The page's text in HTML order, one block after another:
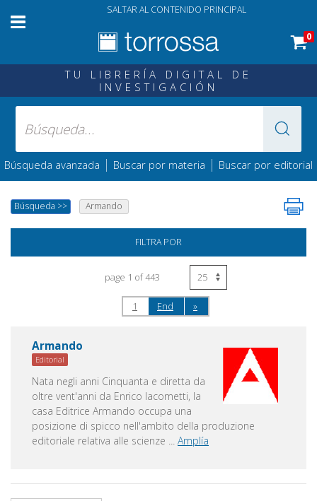
SALTAR AL CONTENIDO PRINCIPAL
0
TU LIBRERÍA DIGITAL DE
INVESTIGACIÓN
Búsqueda avanzada | Buscar por materia | Buscar por editorial
Búsqueda >> Armando
FILTRA POR
page 1 of 443
1 End »
Armando
Editorial
Nata negli anni Cinquanta e diretta da
oltre vent'anni da Enrico Iacometti, la
casa Editrice Armando occupa una
posizione di spicco nell'ambito della produzione
editoriale relativa alle scienze
Amplía